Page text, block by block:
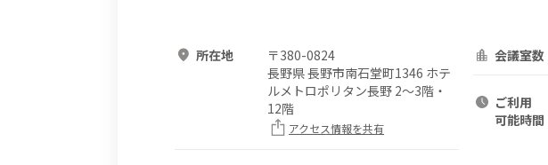
所在地 〒380-0824
長野県 長野市南石堂町1346 ホテ
ルメトロポリタン長野 2～3階・
12階
アクセス情報を共有
会議室数
ご利用
可能時間